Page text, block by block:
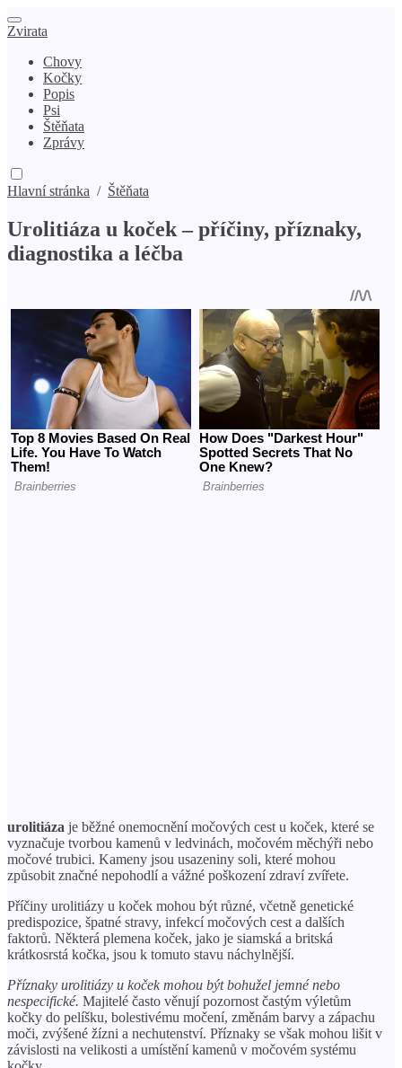
Zvirata
Chovy
Kočky
Popis
Psi
Štěňata
Zprávy
Hlavní stránka / Štěňata
Urolitiáza u koček – příčiny, příznaky,
diagnostika a léčba
urolitiáza je běžné onemocnění močových cest u koček, které se
vyznačuje tvorbou kamenů v ledvinách, močovém měchýři nebo
močové trubici. Kameny jsou usazeniny soli, které mohou
způsobit značné nepohodlí a vážné poškození zdraví zvířete.
Příčiny urolitiázy u koček mohou být různé, včetně genetické
predispozice, špatné stravy, infekcí močových cest a dalších
faktorů. Některá plemena koček, jako je siamská a britská
krátkosrstá kočka, jsou k tomuto stavu náchylnější.
Příznaky urolitiázy u koček mohou být bohužel jemné nebo
nespecifické. Majitelé často věnují pozornost častým výletům
kočky do pelíšku, bolestivému močení, změnám barvy a zápachu
moči, zvýšené žízni a nechutenství. Příznaky se však mohou lišit v
závislosti na velikosti a umístění kamenů v močovém systému